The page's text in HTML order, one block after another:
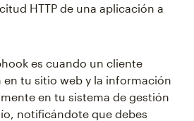
HTTP de una aplicación a
es cuando un cliente
en tu sitio web y la información
en tu sistema de gestión
notificándote que debes